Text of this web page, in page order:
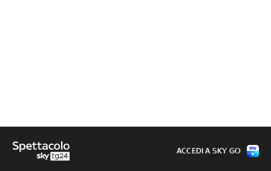
ACCEDI A SKY GO